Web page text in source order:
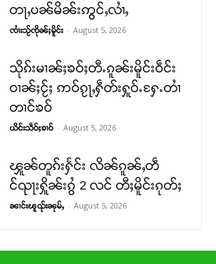
တႃႇပၼ်မိၼ်းဢွင်ႇလၢႆႇ
ၸၢႆးသႂ်ၸိုၼ်ႈမိူင်း - August 5, 2026
သိုၵ်းမၢၼ်ႈၶဝ်ႈတီႉၵူၼ်းမိူင်းဝဵင်း
ဝၢၼ်ႈငႂ်ႈ ဢဝ်ၵႂႃႇႁဵတ်းႁူဝ်ႉႁႄႉတၢႆ
တၢင်ၶဝ်
ယိင်းသဵဝ်ႈၶၢဝ် - August 5, 2026
ၾူၼ်တူၵ်းႁႅင်း လိၼ်ၵူၼ်ႇတဵ
င်ၺႃးႁိူၼ်းၵွႆ 2 လင် တီႈမိူင်းၵုတ်ႈ
ၼၢင်းၽူၺ်းၼုမ်ႇ - August 5, 2026